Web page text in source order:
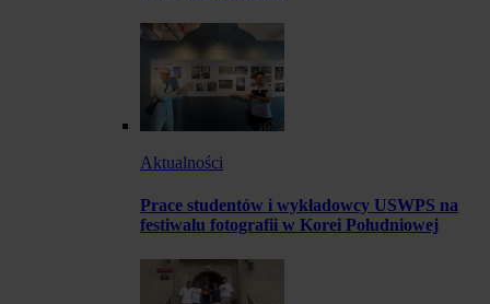
Aktualności
Prace studentów i wykładowcy USWPS na
festiwalu fotografii w Korei Południowej